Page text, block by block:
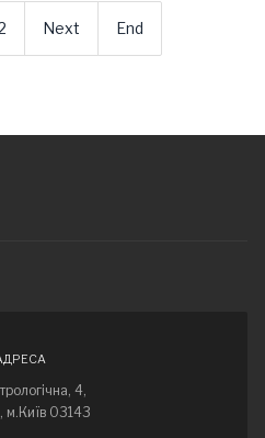
Next End
4,
м.Київ 03143